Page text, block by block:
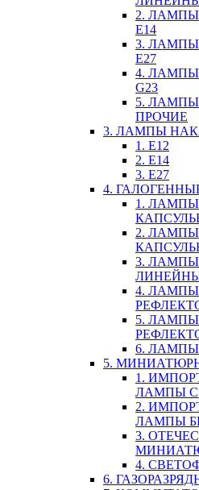
2.
E14
3.
E27
4.
G23
5.
ПРОЧИЕ
3. ЛАМПЫ
1. E12
2. Е14
3. Е27
4.
1.
2.
3.
4.
5.
6.
5.
1.
ЛАМПЫ
2.
ЛАМПЫ
3.
4.
6.